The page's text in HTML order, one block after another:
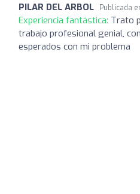
PILAR DEL ARBOL Publicada
Experiencia fantástica: Trato
trabajo profesional genial,
esperados con mi problema